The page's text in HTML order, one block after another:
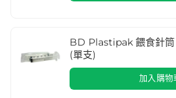
BD Plastipak 餵食針
(單支)
加入購